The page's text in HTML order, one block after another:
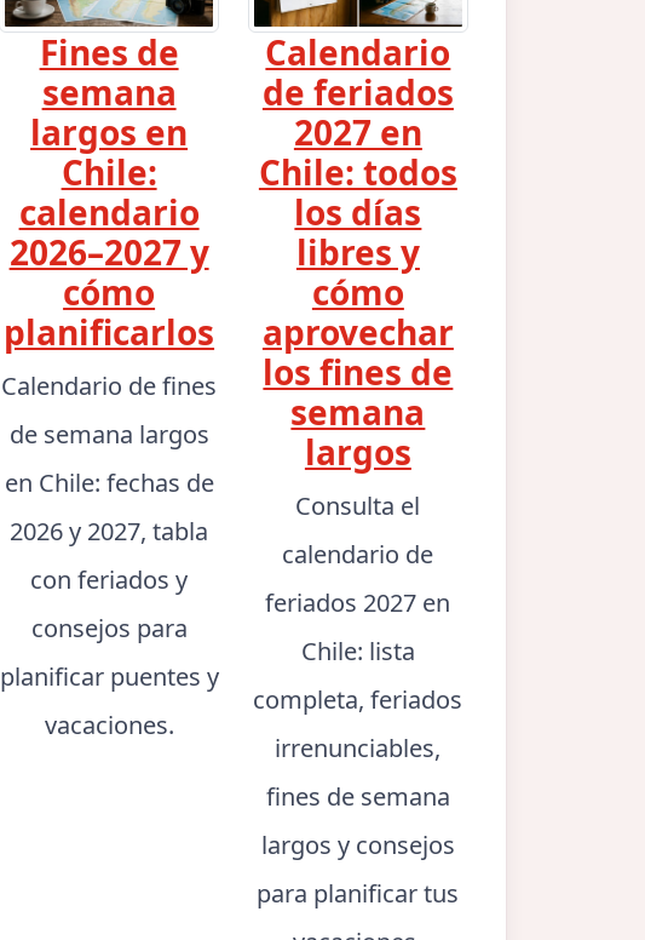
Fines de
semana
largos en
Chile:
calendario
2026–2027 y
cómo
planificarlos
Calendario de fines
de semana largos
en Chile: fechas de
2026 y 2027, tabla
con feriados y
consejos para
planificar puentes y
vacaciones.
Calendario
de feriados
2027 en
Chile: todos
los días
libres y
cómo
aprovechar
los fines de
semana
largos
Consulta el
calendario de
feriados 2027 en
Chile: lista
completa, feriados
irrenunciables,
fines de semana
largos y consejos
para planificar tus